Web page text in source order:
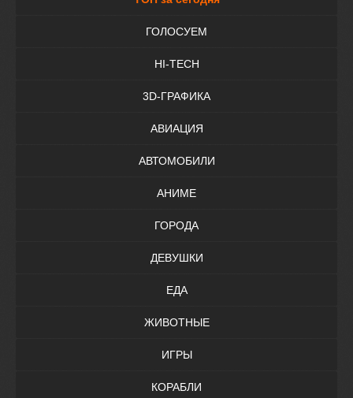
ГОЛОСУЕМ
HI-TECH
3D-ГРАФИКА
АВИАЦИЯ
АВТОМОБИЛИ
АНИМЕ
ГОРОДА
ДЕВУШКИ
ЕДА
ЖИВОТНЫЕ
ИГРЫ
КОРАБЛИ